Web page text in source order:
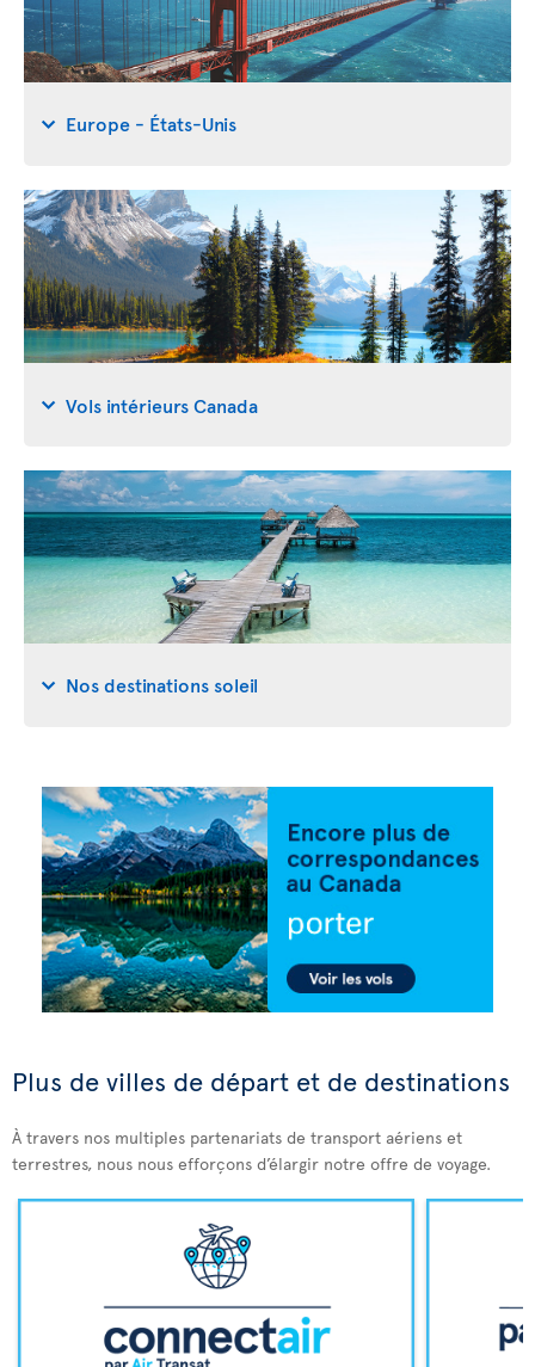
Europe - États-Unis
Vols intérieurs Canada
Nos destinations soleil
Plus de villes de départ et de destinations
À travers nos multiples partenariats de transport aériens et
terrestres, nous nous efforçons d’élargir notre offre de voyage.